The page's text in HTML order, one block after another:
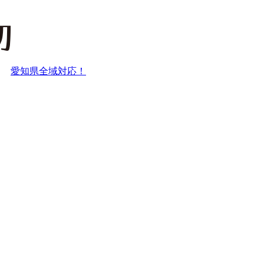
愛知県全域対応！